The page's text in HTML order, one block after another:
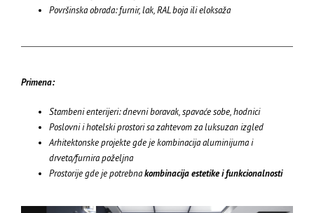
Površinska obrada: furnir, lak, RAL boja ili eloksaža
Primena:
Stambeni enterijeri: dnevni boravak, spavaće sobe, hodnici
Poslovni i hotelski prostori sa zahtevom za luksuzan izgled
Arhitektonske projekte gde je kombinacija aluminijuma i
drveta/furnira poželjna
Prostorije gde je potrebnakombinacija estetike i funkcionalnosti